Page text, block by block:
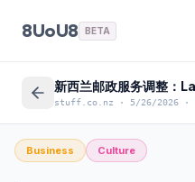
8UoU8 BETA
stuff.co.nz · 5/26/2026 ·
Business Culture